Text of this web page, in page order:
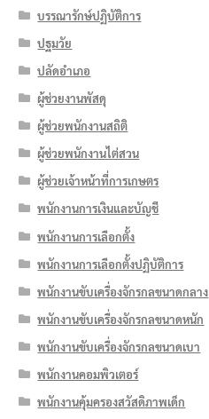
บรรณารักษ์ปฏิบัติการ
ปฐมวัย
ปลัดอำเภอ
ผู้ช่วยงานพัสดุ
ผู้ช่วยพนักงานสถิติ
ผู้ช่วยพนักงานไต่สวน
ผู้ช่วยเจ้าหน้าที่การเกษตร
พนักงานการเงินและบัญชี
พนักงานการเลือกตั้ง
พนักงานการเลือกตั้งปฏิบัติการ
พนักงานขับเครื่องจักรกลขนาดกลาง
พนักงานขับเครื่องจักรกลขนาดหนัก
พนักงานขับเครื่องจักรกลขนาดเบา
พนักงานคอมพิวเตอร์
พนักงานคุ้มครองสวัสดิภาพเด็ก